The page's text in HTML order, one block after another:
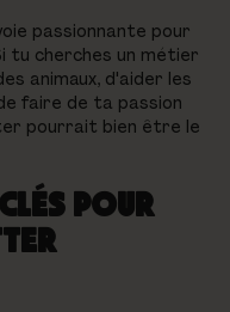
passionnante pour
tu cherches un métier
animaux, d'aider les
faire de ta passion
pourrait bien être le
POUR